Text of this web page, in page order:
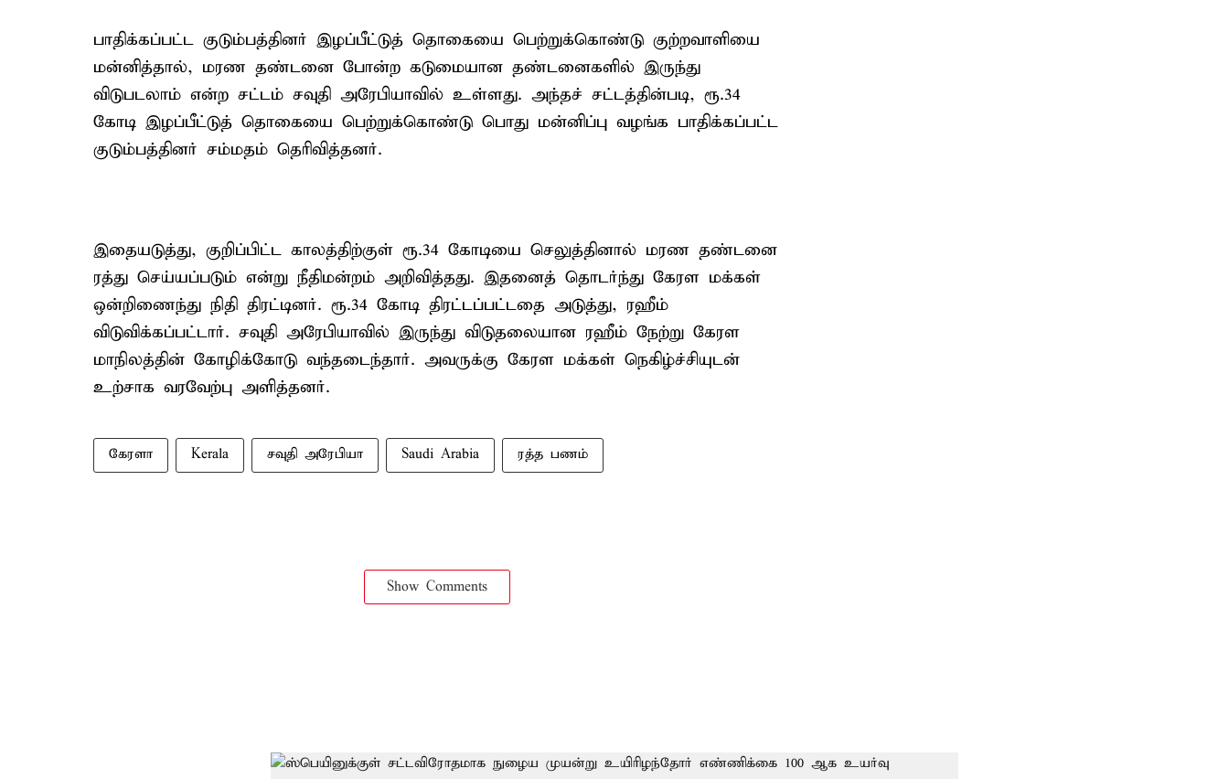
பாதிக்கப்பட்ட குடும்பத்தினர் இழப்பீட்டுத் தொகையை பெற்றுக்கொண்டு குற்றவாளியை
மன்னித்தால், மரண தண்டனை போன்ற கடுமையான தண்டனைகளில் இருந்து
விடுபடலாம் என்ற சட்டம் சவுதி அரேபியாவில் உள்ளது. அந்தச் சட்டத்தின்படி, ரூ.34
கோடி இழப்பீட்டுத் தொகையை பெற்றுக்கொண்டு பொது மன்னிப்பு வழங்க பாதிக்கப்பட்ட
குடும்பத்தினர் சம்மதம் தெரிவித்தனர்.
இதையடுத்து, குறிப்பிட்ட காலத்திற்குள் ரூ.34 கோடியை செலுத்தினால் மரண தண்டனை
ரத்து செய்யப்படும் என்று நீதிமன்றம் அறிவித்தது. இதனைத் தொடர்ந்து கேரள மக்கள்
ஒன்றிணைந்து நிதி திரட்டினர். ரூ.34 கோடி திரட்டப்பட்டதை அடுத்து, ரஹீம்
விடுவிக்கப்பட்டார். சவுதி அரேபியாவில் இருந்து விடுதலையான ரஹீம் நேற்று கேரள
மாநிலத்தின் கோழிக்கோடு வந்தடைந்தார். அவருக்கு கேரள மக்கள் நெகிழ்ச்சியுடன்
உற்சாக வரவேற்பு அளித்தனர்.
கேரளா Kerala சவுதி அரேபியா Saudi Arabia ரத்த பணம்
Show Comments